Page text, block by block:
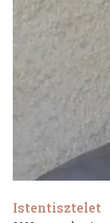
Istentisztelet